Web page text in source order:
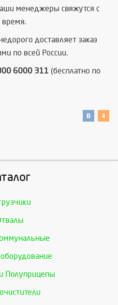
менеджеры свяжутся с
время.
доставляет заказ
по всей России.
6000 311 (бесплатно по
Полуприцепы